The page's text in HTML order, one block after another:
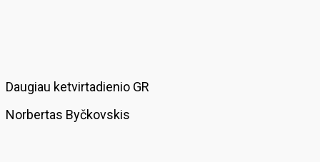
Daugiau ketvirtadienio GR
Norbertas Byčkovskis